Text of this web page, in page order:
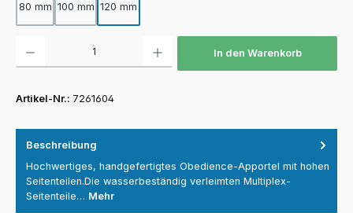
80 mm 100 mm 120 mm
In den Warenkorb
Artikel-Nr.: 7261604
Beschreibung
Hochwertiges, handgefertigtes Obedience-Apportel mit hohen
Seitenteilen.Die wasserbeständig verleimten Multiplex-
Seitenteile… Mehr